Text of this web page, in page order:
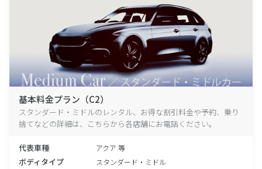
基本料金プラン（C2）
スタンダード・ミドルのレンタル、お得な割引料金や予約、乗り
捨てなどの詳細は、こちらから各店舗にお電話ください。
代表車種 アクア 等
ボディタイプ スタンダード・ミドル